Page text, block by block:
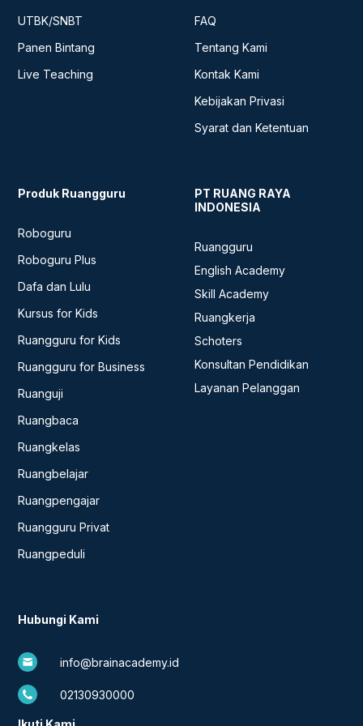
UTBK/SNBT
Panen Bintang
Live Teaching
FAQ
Tentang Kami
Kontak Kami
Kebijakan Privasi
Syarat dan Ketentuan
Produk Ruangguru
Roboguru
Roboguru Plus
Dafa dan Lulu
Kursus for Kids
Ruangguru for Kids
Ruangguru for Business
Ruanguji
Ruangbaca
Ruangkelas
Ruangbelajar
Ruangpengajar
Ruangguru Privat
Ruangpeduli
PT RUANG RAYA
INDONESIA
Ruangguru
English Academy
Skill Academy
Ruangkerja
Schoters
Konsultan Pendidikan
Layanan Pelanggan
Hubungi Kami
info@brainacademy.id
02130930000